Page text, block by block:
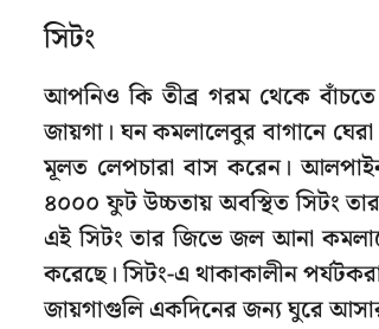
সিটং
আপনিও কি তীব্র গরম থেকে
জায়গা। ঘন কমলালেবুর বাগানে
মূলত লেপচারা বাস করেন।
৪০০০ ফুট উচ্চতায় অবস্থিত সিটং
এই সিটং তার জিভে জল আনা
করেছে। সিটং-এ থাকাকালীন
জায়গাগুলি একদিনের জন্য ঘুরে আসার